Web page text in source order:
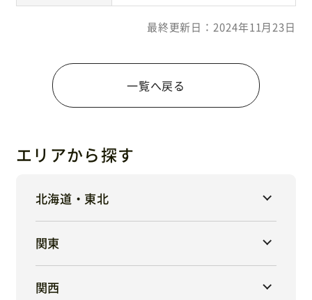
最終更新日：2024年11月23日
一覧へ戻る
エリアから探す
北海道・東北
関東
関西